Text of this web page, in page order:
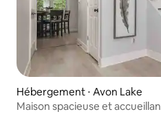
Hébergement ⋅ Avon Lake
Maison spacieuse et